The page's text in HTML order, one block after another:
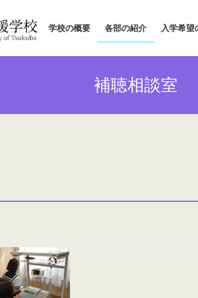
学校の概要 各部の紹介 入学希望
補聴相談室